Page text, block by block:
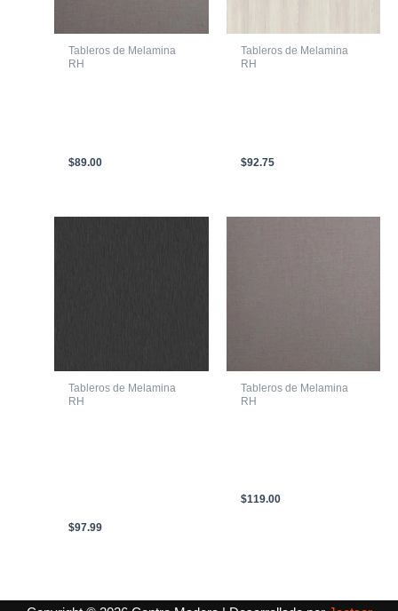
Tableros de Melamina
RH
$89.00
Tableros de Melamina
RH
$92.75
Tableros de Melamina
RH
$97.99
Tableros de Melamina
RH
$119.00